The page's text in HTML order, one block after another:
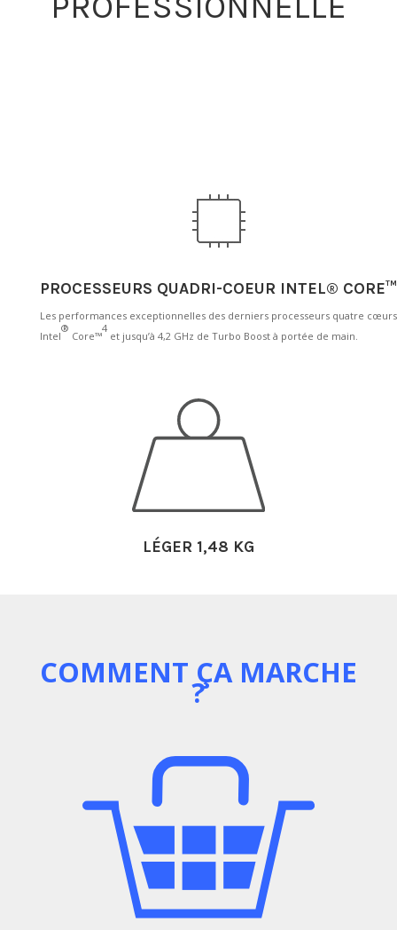
PROCESSEURS QUADRI-COEUR INTEL® CORE™
Les performances exceptionnelles des derniers processeurs quatre cœurs
Intel
®
Core™
4
et jusqu’à 4,2 GHz de Turbo Boost à portée de main.
LÉGER 1,48 KG
COMMENT ÇA MARCHE
?